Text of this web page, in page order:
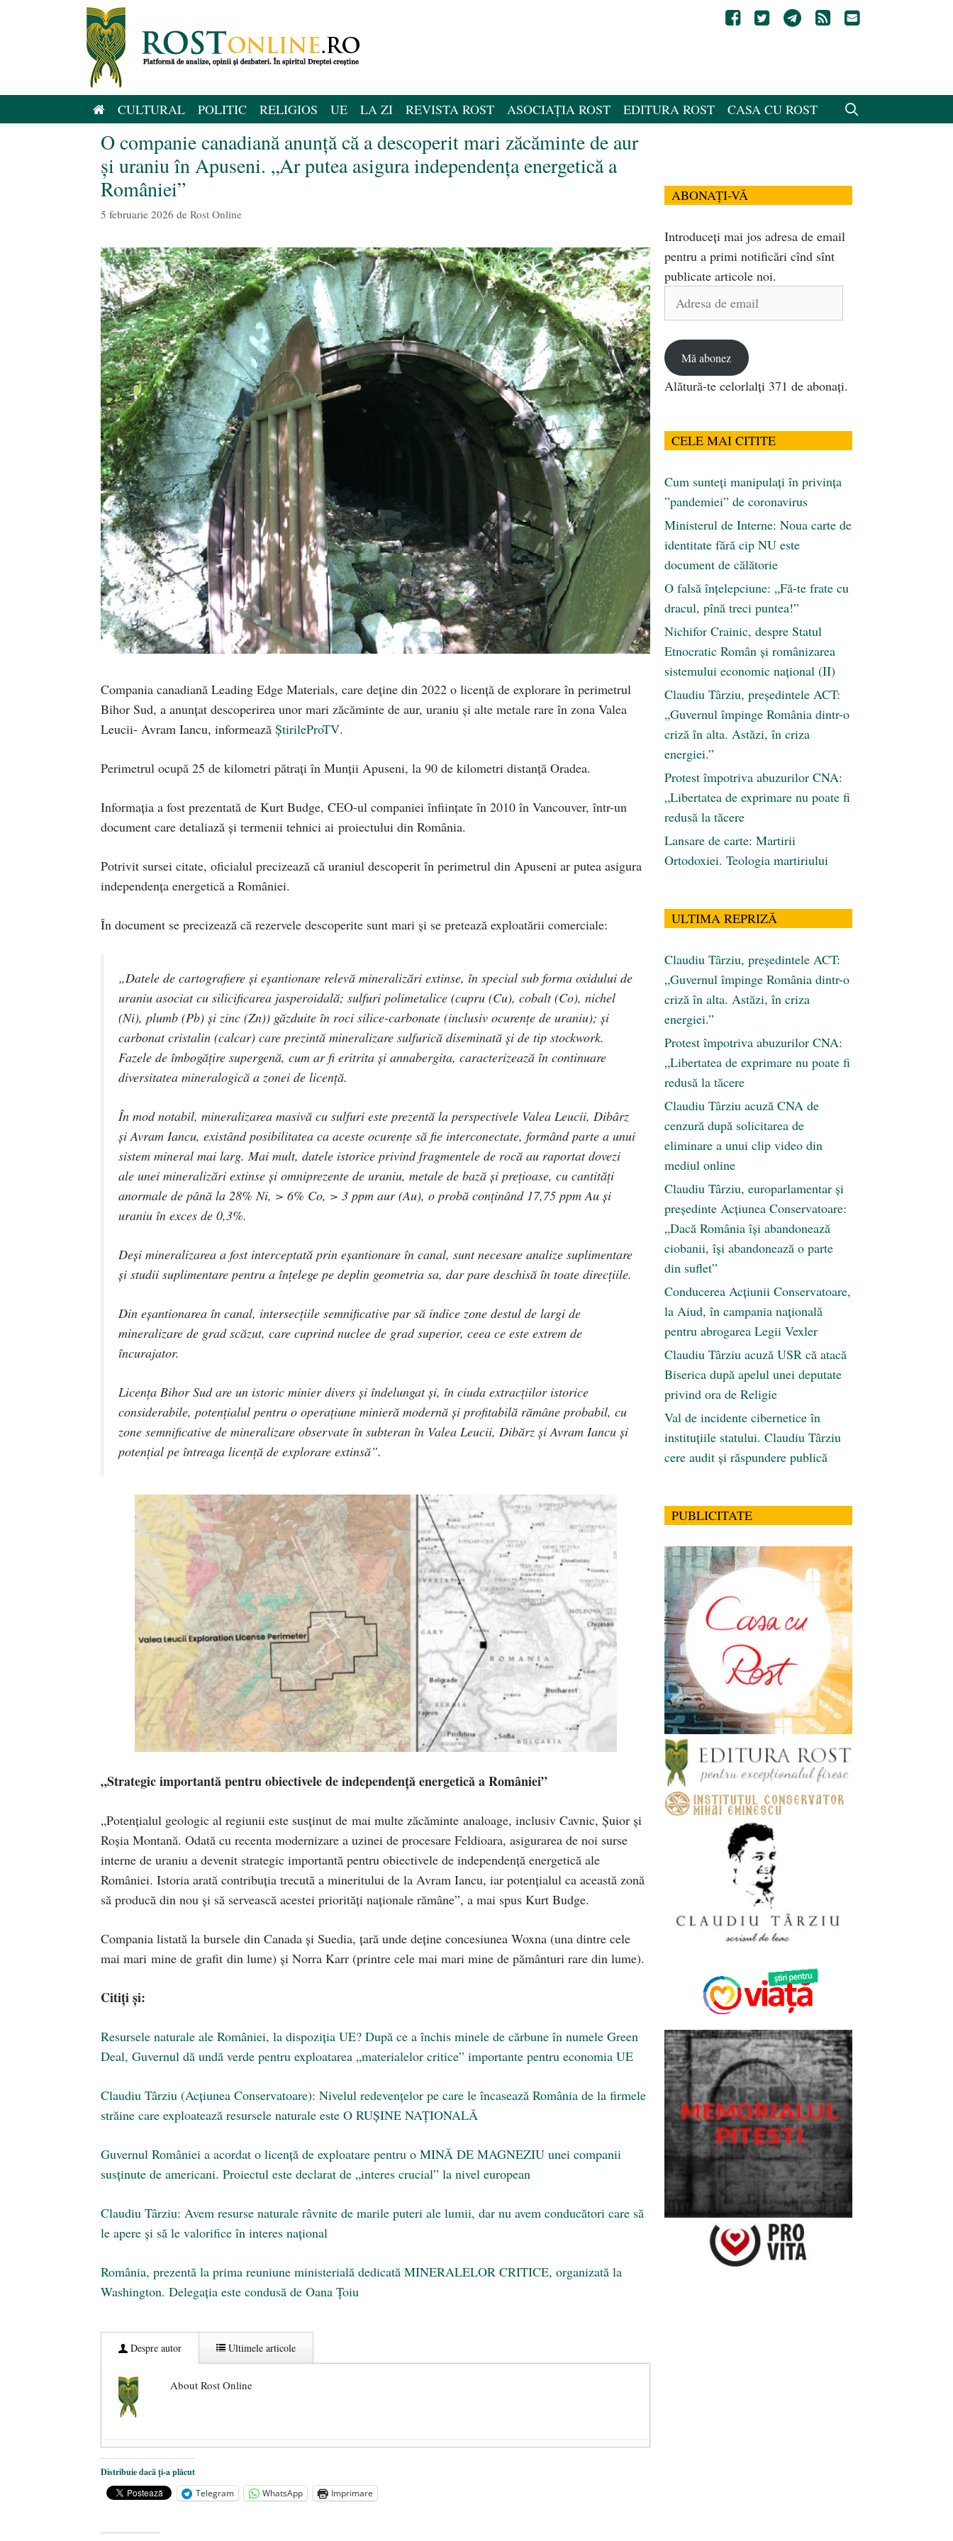
CULTURAL POLITIC RELIGIOS UE LA ZI REVISTA ROST ASOCIAȚIA ROST EDITURA ROST CASA CU ROST
O companie canadiană anunță că a descoperit mari zăcăminte de aur
și uraniu în Apuseni. „Ar putea asigura independența energetică a
României”
5 februarie 2026 de Rost Online
Compania canadiană Leading Edge Materials, care deține din 2022 o licență de explorare în perimetrul
Bihor Sud, a anunțat descoperirea unor mari zăcăminte de aur, uraniu și alte metale rare în zona Valea
Leucii- Avram Iancu, informează ȘtirileProTV.
Perimetrul ocupă 25 de kilometri pătrați în Munții Apuseni, la 90 de kilometri distanță Oradea.
Informația a fost prezentată de Kurt Budge, CEO-ul companiei înființate în 2010 în Vancouver, într-un
document care detaliază și termenii tehnici ai proiectului din România.
Potrivit sursei citate, oficialul precizează că uraniul descoperit în perimetrul din Apuseni ar putea asigura
independența energetică a României.
În document se precizează că rezervele descoperite sunt mari și se pretează exploatării comerciale:
„Datele de cartografiere și eșantionare relevă mineralizări extinse, în special sub forma oxidului de
uraniu asociat cu silicificarea jasperoidală; sulfuri polimetalice (cupru (Cu), cobalt (Co), nichel
(Ni), plumb (Pb) și zinc (Zn)) găzduite în roci silice-carbonate (inclusiv ocurențe de uraniu); și
carbonat cristalin (calcar) care prezintă mineralizare sulfurică diseminată și de tip stockwork.
Fazele de îmbogățire supergenă, cum ar fi eritrita și annabergita, caracterizează în continuare
diversitatea mineralogică a zonei de licență.
În mod notabil, mineralizarea masivă cu sulfuri este prezentă la perspectivele Valea Leucii, Dibârz
și Avram Iancu, existând posibilitatea ca aceste ocurențe să fie interconectate, formând parte a unui
sistem mineral mai larg. Mai mult, datele istorice privind fragmentele de rocă au raportat dovezi
ale unei mineralizări extinse și omniprezente de uraniu, metale de bază și prețioase, cu cantități
anormale de până la 28% Ni, > 6% Co, > 3 ppm aur (Au), o probă conținând 17,75 ppm Au și
uraniu în exces de 0,3%.
Deși mineralizarea a fost interceptată prin eșantionare în canal, sunt necesare analize suplimentare
și studii suplimentare pentru a înțelege pe deplin geometria sa, dar pare deschisă în toate direcțiile.
Din eșantionarea în canal, intersecțiile semnificative par să indice zone destul de largi de
mineralizare de grad scăzut, care cuprind nuclee de grad superior, ceea ce este extrem de
încurajator.
Licența Bihor Sud are un istoric minier divers și îndelungat și, în ciuda extracțiilor istorice
considerabile, potențialul pentru o operațiune minieră modernă și profitabilă rămâne probabil, cu
zone semnificative de mineralizare observate în subteran în Valea Leucii, Dibărz și Avram Iancu și
potențial pe întreaga licență de explorare extinsă”.
„Strategic importantă pentru obiectivele de independență energetică a României”
„Potențialul geologic al regiunii este susținut de mai multe zăcăminte analoage, inclusiv Cavnic, Șuior și
Roșia Montană. Odată cu recenta modernizare a uzinei de procesare Feldioara, asigurarea de noi surse
interne de uraniu a devenit strategic importantă pentru obiectivele de independență energetică ale
României. Istoria arată contribuția trecută a mineritului de la Avram Iancu, iar potențialul ca această zonă
să producă din nou și să servească acestei priorități naționale rămâne”, a mai spus Kurt Budge.
Compania listată la bursele din Canada și Suedia, țară unde deține concesiunea Woxna (una dintre cele
mai mari mine de grafit din lume) și Norra Karr (printre cele mai mari mine de pământuri rare din lume).
Citiți și:
Resursele naturale ale României, la dispoziția UE? După ce a închis minele de cărbune în numele Green
Deal, Guvernul dă undă verde pentru exploatarea „materialelor critice” importante pentru economia UE
Claudiu Târziu (Acțiunea Conservatoare): Nivelul redevențelor pe care le încasează România de la firmele
străine care exploatează resursele naturale este O RUȘINE NAȚIONALĂ
Guvernul României a acordat o licență de exploatare pentru o MINĂ DE MAGNEZIU unei companii
susținute de americani. Proiectul este declarat de „interes crucial” la nivel european
Claudiu Târziu: Avem resurse naturale râvnite de marile puteri ale lumii, dar nu avem conducători care să
le apere și să le valorifice în interes național
România, prezentă la prima reuniune ministerială dedicată MINERALELOR CRITICE, organizată la
Washington. Delegația este condusă de Oana Țoiu
Despre autor Ultimele articole
About Rost Online
Dezvăluiri cutremurătoare despre președintele Ucrainei, Volodymyr Zelensky
Statul care servește Națiunea - 21 aprilie 2026
Legea Vexler produce efecte. Bustul poetului Octavian Goga, înlăturat din Iași
Distribuie dacă ți-a plăcut
Telegram
WhatsApp Imprimare
ABONAȚI-VĂ
Introduceți mai jos adresa de email
pentru a primi notificări cînd sînt
publicate articole noi.
Adresa
Mă abonez
Alătură-te celorlalți 371 de abonați.
CELE MAI CITITE
Cum sunteți manipulați în privința
”pandemiei” de coronavirus
Ministerul de Interne: Noua carte de
identitate fără cip NU este
document de călătorie
O falsă înțelepciune: „Fă-te frate cu
dracul, pînă treci puntea!”
Nichifor Crainic, despre Statul
Etnocratic Român şi românizarea
sistemului economic naţional (II)
Claudiu Târziu, președintele ACT:
„Guvernul împinge România dintr-o
criză în alta. Astăzi, în criza
energiei.”
Protest împotriva abuzurilor CNA:
„Libertatea de exprimare nu poate fi
redusă la tăcere
Lansare de carte: Martirii
Ortodoxiei. Teologia martiriului
ULTIMA REPRIZĂ
Claudiu Târziu, președintele ACT:
„Guvernul împinge România dintr-o
criză în alta. Astăzi, în criza
energiei.”
Protest împotriva abuzurilor CNA:
„Libertatea de exprimare nu poate fi
redusă la tăcere
Claudiu Târziu acuză CNA de
cenzură după solicitarea de
eliminare a unui clip video din
mediul online
Claudiu Târziu, europarlamentar și
președinte Acțiunea Conservatoare:
„Dacă România își abandonează
ciobanii, își abandonează o parte
din suflet”
Conducerea Acțiunii Conservatoare,
la Aiud, în campania națională
pentru abrogarea Legii Vexler
Claudiu Târziu acuză USR că atacă
Biserica după apelul unei deputate
privind ora de Religie
Val de incidente cibernetice în
instituțiile statului. Claudiu Târziu
cere audit și răspundere publică
PUBLICITATE